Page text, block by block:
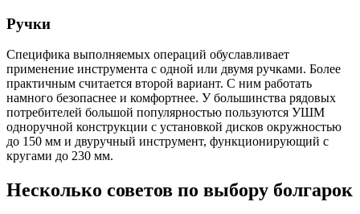
Ручки
Специфика выполняемых операций обуславливает
применение инструмента с одной или двумя ручками. Более
практичным считается второй вариант. С ним работать
намного безопаснее и комфортнее. У большинства рядовых
потребителей большой популярностью пользуются УШМ
одноручной конструкции с установкой дисков окружностью
до 150 мм и двуручный инструмент, функционирующий с
кругами до 230 мм.
Несколько советов по выбору болгарок